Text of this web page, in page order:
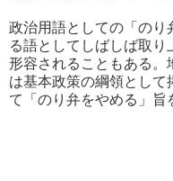
政治用語としての「のり
る語としてしばしば取り
形容されることもある。
は基本政策の綱領とし
て「のり弁をやめる」旨